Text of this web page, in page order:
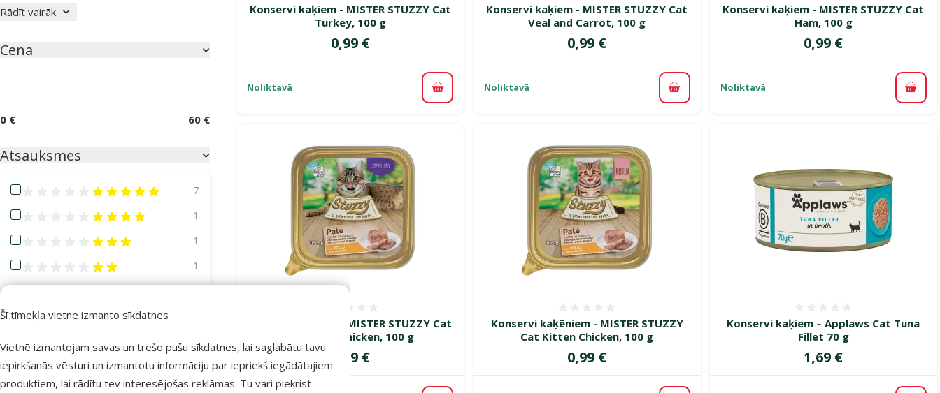
Šī tīmekļa vietne izmanto sīkdatnes
Vietnē izmantojam savas un trešo pušu sīkdatnes, lai saglabātu tavu
iepirkšanās vēsturi un izmantotu informāciju par iepriekš iegādātajiem
produktiem, lai rādītu tev interesējošas reklāmas. Tu vari piekrist
Rādīt vairāk
Cena
0 € 60 €
Atsauksmes
Atsauksmes 100%
7
Atsauksmes 80%
1
Atsauksmes 60%
1
Atsauksmes 40%
1
Sastāvs un garšas
Atlasīt pēc: sastāvs un garšas
Konservi kaķiem - MISTER STUZZY Cat
Turkey, 100 g
Cena
0,99 €
Noliktavā Pievienot grozam
Konservi kaķiem - MISTER STUZZY Cat
Veal and Carrot, 100 g
Cena
0,99 €
Noliktavā Pievienot grozam
Konservi kaķiem - MISTER STUZZY Cat
Ham, 100 g
Cena
0,99 €
Noliktavā
Konservi kaķiem – MISTER STUZZY Cat
Sterilized Chicken, 100 g
Cena
0,99 €
Konservi kaķēniem - MISTER STUZZY
Cat Kitten Chicken, 100 g
Cena
0,99 €
Konservi kaķiem – Applaws Cat Tuna
Fillet 70 g
Cena
1,69 €